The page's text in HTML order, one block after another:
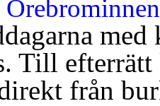
Till
från